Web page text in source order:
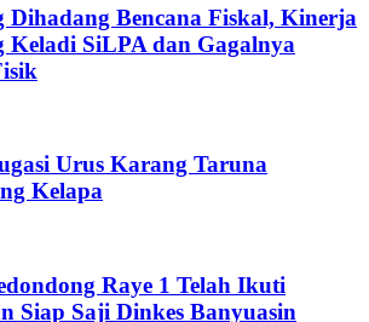
Dihadang Bencana Fiskal, Kinerja
Keladi SiLPA dan Gagalnya
Urus Karang Taruna
Kelapa
Raye 1 Telah Ikuti
Siap Saji Dinkes Banyuasin